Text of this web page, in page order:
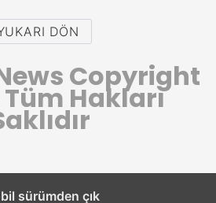
DÖN
Copyright
Tüm Hakları
sürümden çık